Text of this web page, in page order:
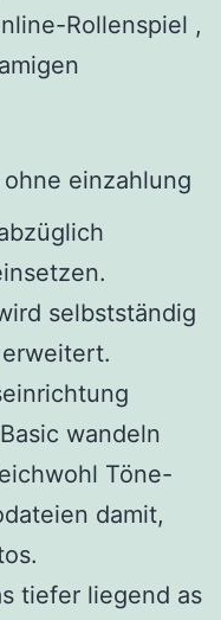
Rollenspiel ,
selbstständig
wandeln
Töne-
damit,
tiefer liegend as